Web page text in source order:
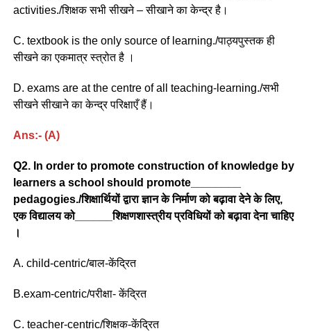
activities./शिक्षक सभी सीखने – सीखाने का केन्द्र है।
C. textbook is the only source of learning./पाठ्यपुस्तक ही
सीखने का एकमात्र स्त्रोत है ।
D. exams are at the centre of all teaching-learning./सभी
सीखने सीखाने का केन्द्र परिक्षाएँ हैं।
Ans:- (A)
Q2. In order to promote construction of knowledge by
learners a school should promote________
pedagogies./शिक्षार्थियों द्वारा ज्ञान के निर्माण को बढ़ावा देने के लिए,
एक विद्यालय को______शिक्षणशास्त्रीय प्रविधियों को बढ़ावा देना चाहिए
।
A. child-centric/बाल-केंद्रित
B.exam-centric/परीक्षा- केंद्रित
C. teacher-centric/शिक्षक-केंद्रित